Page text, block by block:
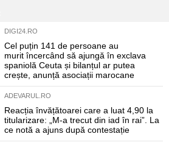
DIGI24.RO
Cel puțin 141 de persoane au
murit încercând să ajungă în exclava
spaniolă Ceuta și bilanțul ar putea
crește, anunță asociații marocane
ADEVARUL.RO
Reacția învățătoarei care a luat 4,90 la
titularizare: „M-a trecut din iad în rai”. La
ce notă a ajuns după contestație